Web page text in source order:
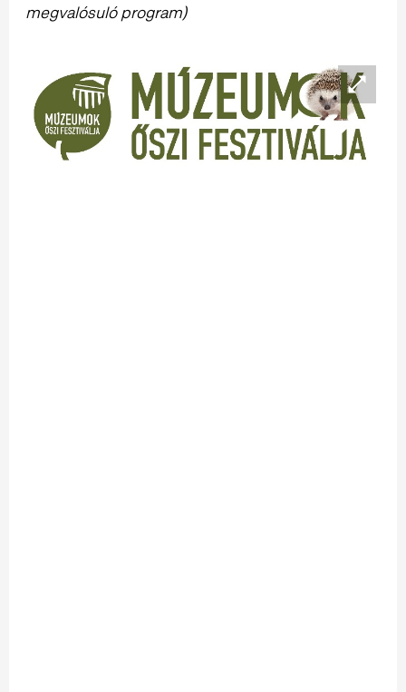
megvalósuló program)